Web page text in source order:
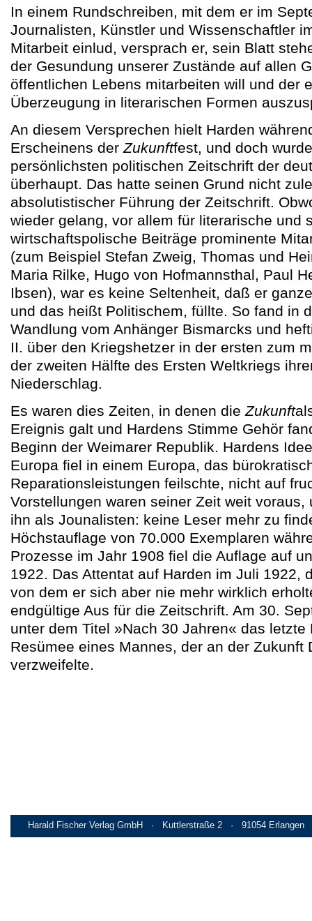
In einem Rundschreiben, mit dem er im
Journalisten, Künstler und Wissenschaftler
Mitarbeit einlud, versprach er, sein Blatt
der Gesundung unserer Zustände auf allen
öffentlichen Lebens mitarbeiten will und der
Überzeugung in literarischen Formen
An diesem Versprechen hielt Harden
Erscheinens der Zukunftfest, und doch
persönlichsten politischen Zeitschrift der
überhaupt. Das hatte seinen Grund nicht
absolutistischer Führung der Zeitschrift.
wieder gelang, vor allem für literarische und
wirtschaftspolische Beiträge prominente
(zum Beispiel Stefan Zweig, Thomas und
Maria Rilke, Hugo von Hofmannsthal, Paul
Ibsen), war es keine Seltenheit, daß er
und das heißt Politischem, füllte. So fand in
Wandlung vom Anhänger Bismarcks und
II. über den Kriegshetzer in der ersten zum
der zweiten Hälfte des Ersten Weltkriegs
Niederschlag.
Es waren dies Zeiten, in denen die Zukunft
Ereignis galt und Hardens Stimme Gehör
Beginn der Weimarer Republik. Hardens
Europa fiel in einem Europa, das
Reparationsleistungen feilschte, nicht auf
Vorstellungen waren seiner Zeit weit voraus,
ihn als Jounalisten: keine Leser mehr zu
Höchstauflage von 70.000 Exemplaren
Prozesse im Jahr 1908 fiel die Auflage auf
1922. Das Attentat auf Harden im Juli 1922,
von dem er sich aber nie mehr wirklich
endgültige Aus für die Zeitschrift. Am 30.
unter dem Titel »Nach 30 Jahren« das
Resümee eines Mannes, der an der Zukunft
verzweifelte.
Harald Fischer Verlag GmbH · Kuttlerstraße 2 · 91054